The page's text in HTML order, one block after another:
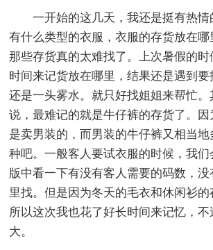
一开始的这几天，我还是挺有热情
有什么类型的衣服，衣服的存货放在
那些存货真的太难找了。上次暑假的时
时间来记货放在哪里，结果还是遇到要
还是一头雾水。就只好找姐姐来帮忙
说，最难记的就是牛仔裤的存货了。
是卖男装的，而男装的牛仔裤又相当
种吧。一般客人要试衣服的时候，我
版中看一下有没有客人需要的码数，
里找。但是因为冬天的毛衣和休闲衫的
所以这次我也花了好长时间来记忆，
大。